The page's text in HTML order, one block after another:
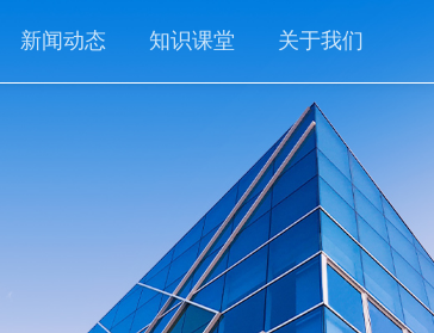
新闻动态 知识课堂 关于我们